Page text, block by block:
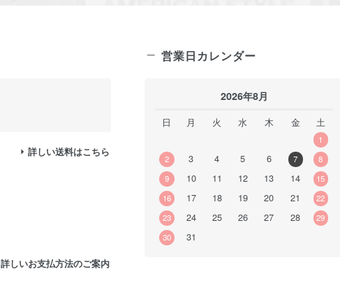
詳しい送料はこちら
詳しいお支払方法のご案内
営業日カレンダー
2026年8月
日 月 火 水 木 金 土
1
2
3 4 5 6 7
8
9
10 11 12 13 14
15
16
17 18 19 20 21
22
23
24 25 26 27 28
29
30
31